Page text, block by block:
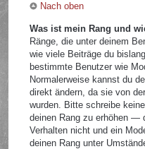
Nach oben
Was ist mein Rang und
Ränge, die unter deinem
wie viele Beiträge du
bestimmte Benutzer wie
Normalerweise kannst du
direkt ändern, da sie von
wurden. Bitte schreibe
deinen Rang zu erhöhen —
Verhalten nicht und ein
deinen Rang unter